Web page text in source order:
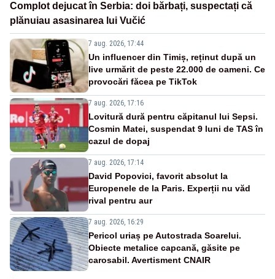
Complot dejucat în Serbia: doi bărbați, suspectați că
plănuiau asasinarea lui Vučić
7 aug. 2026, 17:44
Un influencer din Timiș, reținut după un
live urmărit de peste 22.000 de oameni. Ce
provocări făcea pe TikTok
7 aug. 2026, 17:16
Lovitură dură pentru căpitanul lui Sepsi.
Cosmin Matei, suspendat 9 luni de TAS în
cazul de dopaj
7 aug. 2026, 17:14
David Popovici, favorit absolut la
Europenele de la Paris. Experții nu văd
rival pentru aur
7 aug. 2026, 16:29
Pericol uriaș pe Autostrada Soarelui.
Obiecte metalice capcană, găsite pe
carosabil. Avertisment CNAIR